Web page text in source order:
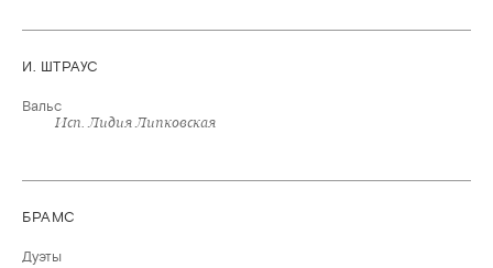
И. ШТРАУС
Вальс
Исп. Лидия Липковская
БРАМС
Дуэты